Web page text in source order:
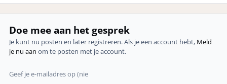
Doe mee aan het gesprek
Je kunt nu posten en later registreren. Als je een account hebt, Meld
je nu aan om te posten met je account.